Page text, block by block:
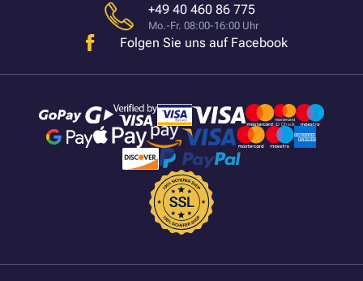
+49 40 460 86 775
Mo.-Fr. 08:00-16:00 Uhr
Folgen Sie uns auf Facebook